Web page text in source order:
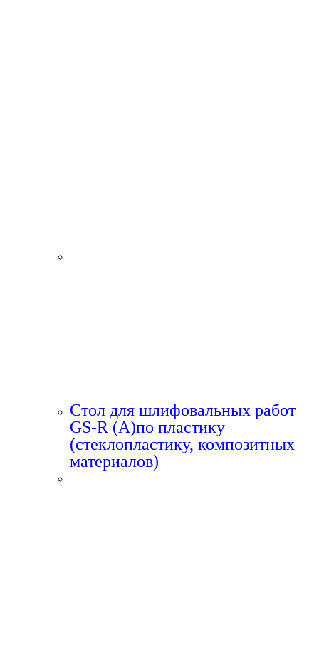
Стол для шлифовальных работ
GS-R (A)по пластику
(стеклопластику, композитных
материалов)